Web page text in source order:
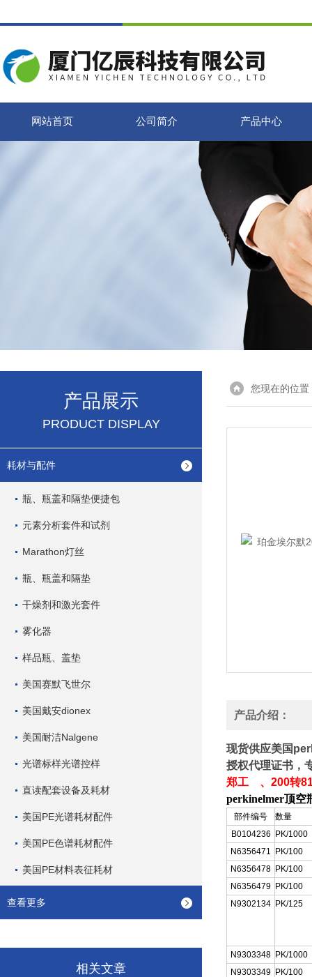
网站首页 公司简介 产品中心
产品展示
PRODUCT DISPLAY
耗材与配件
瓶、瓶盖和隔垫便捷包
元素分析套件和试剂
Marathon灯丝
瓶、瓶盖和隔垫
干燥剂和激光套件
雾化器
样品瓶、盖垫
美国赛默飞世尔
美国戴安dionex
美国耐洁Nalgene
光谱标样光谱控样
直读配套设备及耗材
美国PE光谱耗材配件
美国PE色谱耗材配件
美国PE材料表征耗材
查看更多
相关文章
您现在的位置
产品介绍：
现货供应美国
授权代理证书，
郑工 、200转
perkinelmer顶空
部件编号
数量
B0104236
PK/1000
N6356471
PK/100
N6356478 PK/100
N6356479 PK/100
N9302134 PK/125
N9303348 PK/1000
N9303349 PK/100